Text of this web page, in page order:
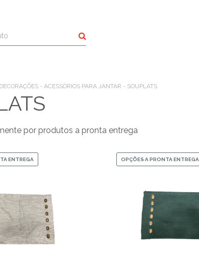
Buscar
- ACESSÓRIOS PARA JANTAR - SOUPLATS
por produtos a pronta entrega
ENTREGA OPÇÕES A PRONTA ENTREGA